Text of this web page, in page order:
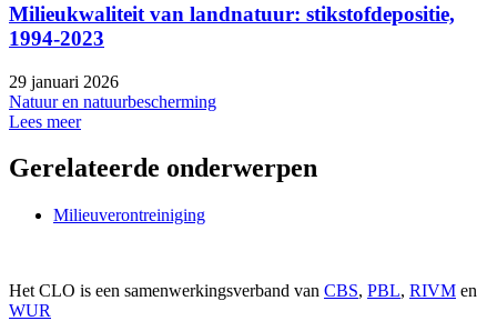
Milieukwaliteit van landnatuur: stikstofdepositie,
1994-2023
29 januari 2026
Natuur en natuurbescherming
Lees meer
Gerelateerde onderwerpen
Milieuverontreiniging
Het CLO is een samenwerkingsverband van CBS, PBL, RIVM en
WUR